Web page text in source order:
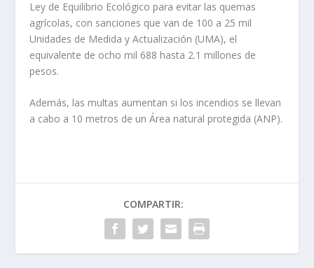
Ley de Equilibrio Ecológico para evitar las quemas
agrícolas, con sanciones que van de 100 a 25 mil
Unidades de Medida y Actualización (UMA), el
equivalente de ocho mil 688 hasta 2.1 millones de
pesos.
Además, las multas aumentan si los incendios se llevan
a cabo a 10 metros de un Área natural protegida (ANP).
COMPARTIR: